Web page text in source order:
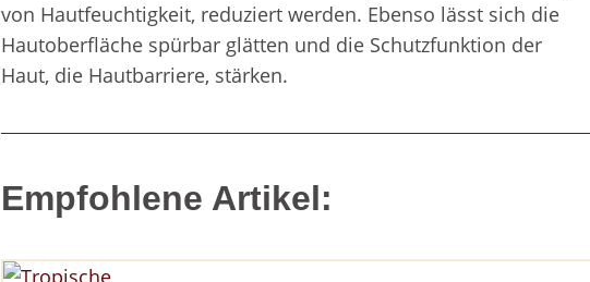
von Hautfeuchtigkeit, reduziert werden. Ebenso lässt sich die
Hautoberfläche spürbar glätten und die Schutzfunktion der
Haut, die Hautbarriere, stärken.
Empfohlene Artikel: